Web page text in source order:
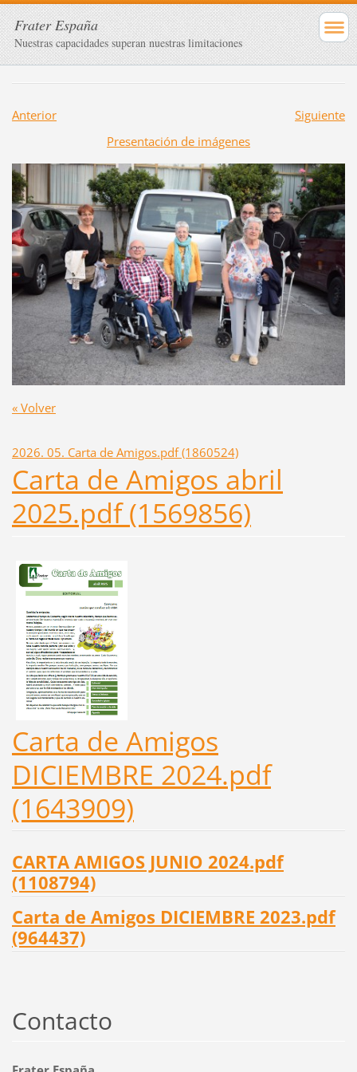
Frater España
Nuestras capacidades superan nuestras limitaciones
Anterior
Siguiente
Presentación de imágenes
« Volver
2026. 05. Carta de Amigos.pdf (1860524)
Carta de Amigos abril
2025.pdf (1569856)
Carta de Amigos
DICIEMBRE 2024.pdf
(1643909)
CARTA AMIGOS JUNIO 2024.pdf
(1108794)
Carta de Amigos DICIEMBRE 2023.pdf
(964437)
Contacto